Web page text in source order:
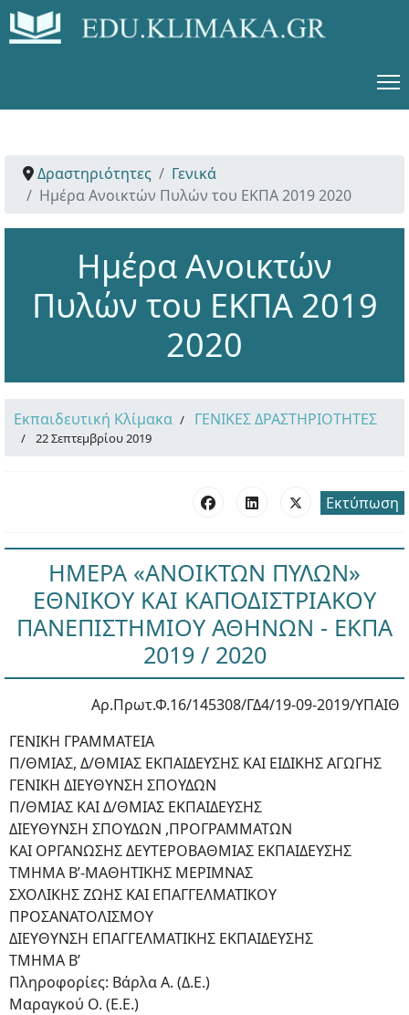
Δραστηριότητες
Γενικά
Ημέρα Ανοικτών Πυλών του ΕΚΠΑ 2019 2020
Ημέρα Ανοικτών
Πυλών του ΕΚΠΑ 2019
2020
Εκπαιδευτική Κλίμακα ΓΕΝΙΚΕΣ ΔΡΑΣΤΗΡΙΟΤΗΤΕΣ
22 Σεπτεμβρίου 2019
Εκτύπωση
ΗΜΕΡΑ «ΑΝΟΙΚΤΩΝ ΠΥΛΩΝ»
ΕΘΝΙΚΟΥ ΚΑΙ ΚΑΠΟΔΙΣΤΡΙΑΚΟΥ
ΠΑΝΕΠΙΣΤΗΜΙΟΥ ΑΘΗΝΩΝ - ΕΚΠΑ
2019 / 2020
Αρ.Πρωτ.Φ.16/145308/ΓΔ4/19-09-2019/ΥΠΑΙΘ
ΓΕΝΙΚΗ ΓΡΑΜΜΑΤΕΙΑ
Π/ΘΜΙΑΣ, Δ/ΘΜΙΑΣ ΕΚΠΑΙΔΕΥΣΗΣ ΚΑΙ ΕΙΔΙΚΗΣ ΑΓΩΓΗΣ
ΓΕΝΙΚΗ ΔΙΕΥΘΥΝΣΗ ΣΠΟΥΔΩΝ
Π/ΘΜΙΑΣ ΚΑΙ Δ/ΘΜΙΑΣ ΕΚΠΑΙΔΕΥΣΗΣ
ΔΙΕΥΘΥΝΣΗ ΣΠΟΥΔΩΝ ,ΠΡΟΓΡΑΜΜΑΤΩΝ
ΚΑΙ ΟΡΓΑΝΩΣΗΣ ΔΕΥΤΕΡΟΒΑΘΜΙΑΣ ΕΚΠΑΙΔΕΥΣΗΣ
ΤΜΗΜΑ Β’-ΜΑΘΗΤΙΚΗΣ ΜΕΡΙΜΝΑΣ
ΣΧΟΛΙΚΗΣ ΖΩΗΣ ΚΑΙ ΕΠΑΓΓΕΛΜΑΤΙΚΟΥ
ΠΡΟΣΑΝΑΤΟΛΙΣΜΟΥ
ΔΙΕΥΘΥΝΣΗ ΕΠΑΓΓΕΛΜΑΤΙΚΗΣ ΕΚΠΑΙΔΕΥΣΗΣ
ΤΜΗΜΑ Β’
Πληροφορίες: Βάρλα Α. (Δ.Ε.)
Μαραγκού Ο. (Ε.Ε.)